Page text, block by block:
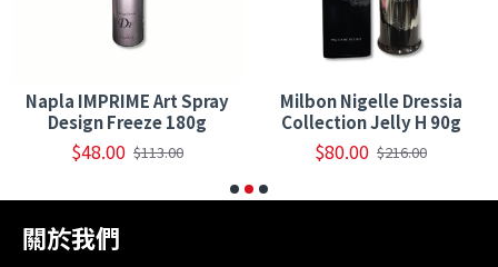
Napla IMPRIME Art Spray
Design Freeze 180g
$48.00 $113.00
Milbon Nigelle Dressia
Collection Jelly H 90g
$80.00 $216.00
關於我們